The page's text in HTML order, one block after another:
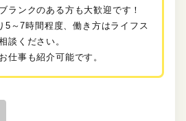
ランクのある方も大歓迎です！
5～7時間程度、働き方はライフス
談ください。
仕事も紹介可能です。